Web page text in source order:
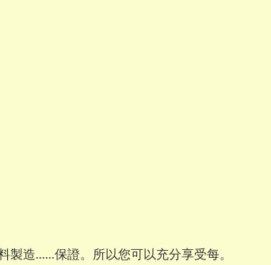
造......保證。所以您可以充分享受每。